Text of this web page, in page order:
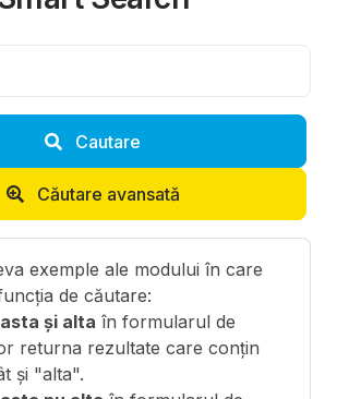
Cautare
Căutare avansată
exemple ale modului în care
de căutare:
asta și alta în formularul de
returna rezultate care conțin
și "alta".